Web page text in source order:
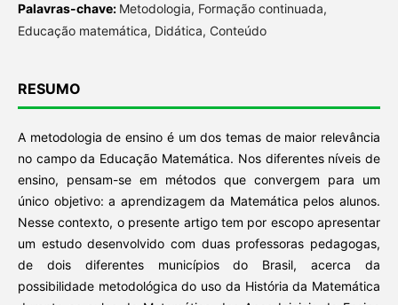
Palavras-chave: Metodologia, Formação continuada,
Educação matemática, Didática, Conteúdo
RESUMO
A metodologia de ensino é um dos temas de maior relevância
no campo da Educação Matemática. Nos diferentes níveis de
ensino, pensam-se em métodos que convergem para um
único objetivo: a aprendizagem da Matemática pelos alunos.
Nesse contexto, o presente artigo tem por escopo apresentar
um estudo desenvolvido com duas professoras pedagogas,
de dois diferentes municípios do Brasil, acerca da
possibilidade metodológica do uso da História da Matemática